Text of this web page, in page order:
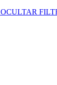
OCULTAR